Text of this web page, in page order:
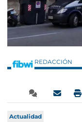
REDACCIÓN
Actualidad